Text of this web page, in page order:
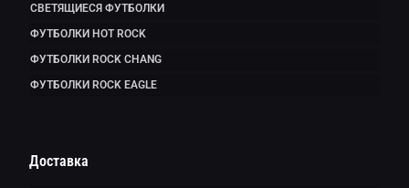
СВЕТЯЩИЕСЯ ФУТБОЛКИ
ФУТБОЛКИ HOT ROCK
ФУТБОЛКИ ROCK CHANG
ФУТБОЛКИ ROCK EAGLE
Доставка